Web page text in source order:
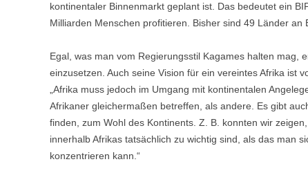
kontinentaler Binnenmarkt geplant ist. Das bedeutet ein
Milliarden Menschen profitieren. Bisher sind 49 Länder an
Egal, was man vom Regierungsstil Kagames halten mag,
einzusetzen. Auch seine Vision für ein vereintes Afrika ist
„Afrika muss jedoch im Umgang mit kontinentalen
Afrikaner gleichermaßen betreffen, als andere. Es gibt
finden, zum Wohl des Kontinents. Z. B. konnten wir
innerhalb Afrikas tatsächlich zu wichtig sind, als das man
konzentrieren kann.“